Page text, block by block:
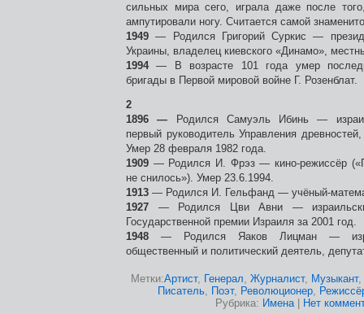
сильных мира сего, играла даже после
ампутировали ногу. Считается самой
1949— Родился Григорий Суркис —
Украины, владелец киевского «Динамо»,
1994— В возрасте 101 года умер
бригады в Первой мировой войне Г. Розенблат.
2
1896 —
Родился Самуэль Ибинь —
первый руководитель Управления
Умер 28 февраля 1982 года.
1909 — Родился И. Фрэз — кино-режиссёр
не снилось»). Умер 23.6.1994.
1913 — Родился И. Гельфанд — учёный-
1927 — Родился Цви Авни —
Государственной премии Израиля за 2001 год.
1948 — Родился Яаков Лицман —
общественный и политический деятель,
Метки:Артист, Генерал, Журналист, Музыкант,
Писатель, Поэт, Революционер,
Рубрика: Имена| Нет